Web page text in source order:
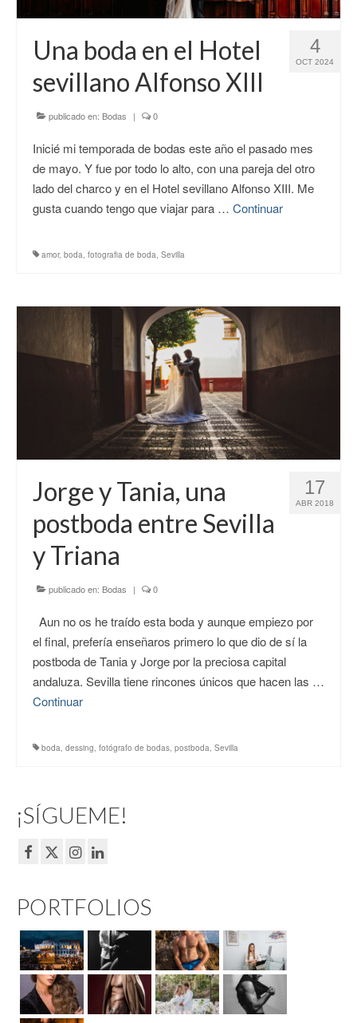
4
OCT 2024
Una boda en el Hotel
sevillano Alfonso XIII
publicado en: Bodas | 0
Inicié mi temporada de bodas este año el pasado mes
de mayo. Y fue por todo lo alto, con una pareja del otro
lado del charco y en el Hotel sevillano Alfonso XIII. Me
gusta cuando tengo que viajar para … Continuar
amor, boda, fotografia de boda, Sevilla
17
ABR 2018
Jorge y Tania, una
postboda entre Sevilla
y Triana
publicado en: Bodas | 0
Aun no os he traído esta boda y aunque empiezo por
el final, prefería enseñaros primero lo que dio de sí la
postboda de Tania y Jorge por la preciosa capital
andaluza. Sevilla tiene rincones únicos que hacen las …
Continuar
boda, dessing, fotógrafo de bodas, postboda, Sevilla
¡SÍGUEME!
PORTFOLIOS